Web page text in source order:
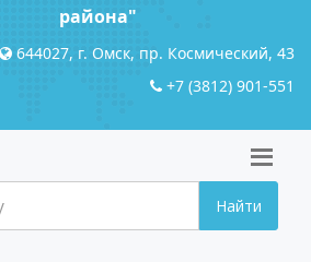
района"
644027, г. Омск, пр. Космический, 43
+7 (3812) 901-551
Найти